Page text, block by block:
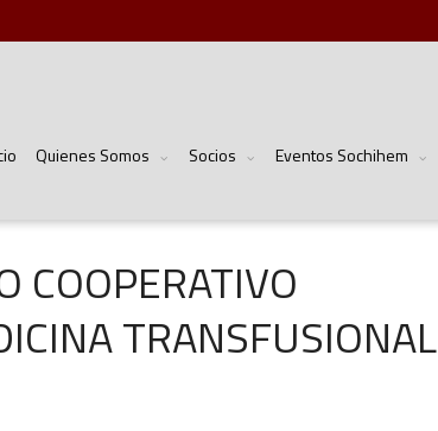
Quienes Somos Socios Eventos Sochihem
COOPERATIVO
TRANSFUSIONAL